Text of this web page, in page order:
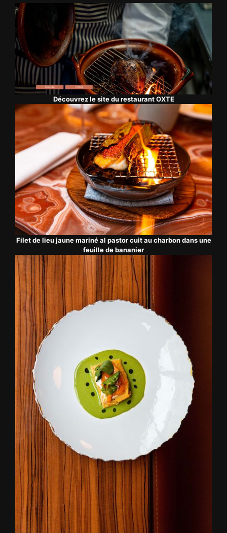
Edisound Flux RSS
Partager l'épisode
Facebook X LinkedIn
Lien de l'épisode
Découvrez le site du restaurant OXTE
Filet de lieu jaune mariné al pastor cuit au charbon dans une
feuille de bananier